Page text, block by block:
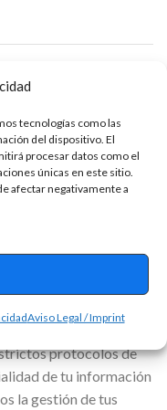
tecnologías como las
del dispositivo. El
procesar datos como el
únicas en este sitio.
afectar negativamente a
Aviso Legal / Imprint
personales
protocolos de
de tu información
la gestión de tus